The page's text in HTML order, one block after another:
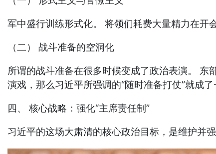
军中盛行训练形式化。 将领们耗费大量精力在开
（二） 战斗准备的空洞化
所谓的战斗准备在很多时候变成了政治表演。 东
演戏，那么习近平所强调的“随时准备打仗”就成了
四、 核心战略：强化“主席责任制”
习近平的这场大肃清的核心政治目标，是维护并